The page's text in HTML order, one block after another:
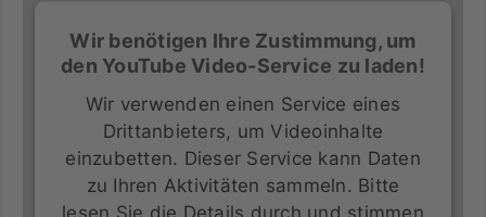
Wir benötigen Ihre Zustimmung, um
den YouTube Video-Service zu laden!
Wir verwenden einen Service eines
Drittanbieters, um Videoinhalte
einzubetten. Dieser Service kann Daten
zu Ihren Aktivitäten sammeln. Bitte
lesen Sie die Details durch und stimmen